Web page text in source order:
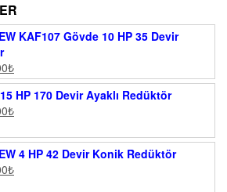
KAF107 Gövde 10 HP 35 Devir
₺
HP 170 Devir Ayaklı Redüktör
₺
4 HP 42 Devir Konik Redüktör
₺